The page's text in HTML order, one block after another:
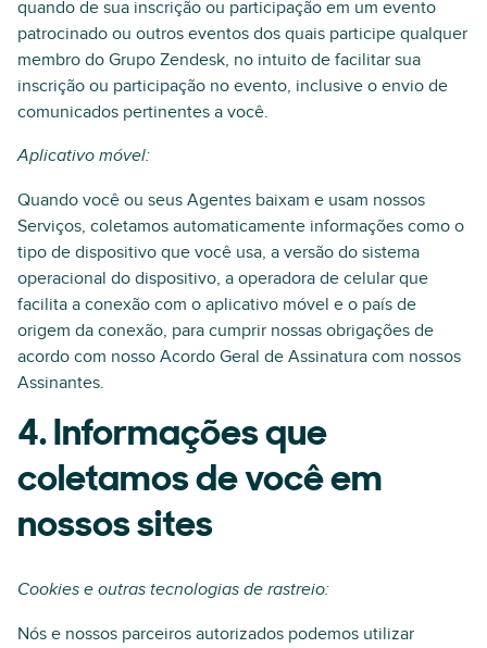
quando de sua inscrição ou participação em um evento
patrocinado ou outros eventos dos quais participe qualquer
membro do Grupo Zendesk, no intuito de facilitar sua
inscrição ou participação no evento, inclusive o envio de
comunicados pertinentes a você.
Aplicativo móvel:
Quando você ou seus Agentes baixam e usam nossos
Serviços, coletamos automaticamente informações como o
tipo de dispositivo que você usa, a versão do sistema
operacional do dispositivo, a operadora de celular que
facilita a conexão com o aplicativo móvel e o país de
origem da conexão, para cumprir nossas obrigações de
acordo com nosso Acordo Geral de Assinatura com nossos
Assinantes.
4. Informações que
coletamos de você em
nossos sites
Cookies e outras tecnologias de rastreio:
Nós e nossos parceiros autorizados podemos utilizar